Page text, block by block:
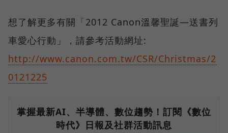
想了解更多有關「2012 Canon溫馨聖誕—送書列
車愛心行動」，請參考活動網址:
http://www.canon.com.tw/CSR/Christmas/2
0121225
掌握最新AI、半導體、數位趨勢！訂閱《數位
時代》日報及社群活動訊息